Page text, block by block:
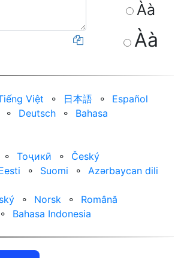
Àà
Àà
Việt ⚬ 日本語 ⚬
Español
⚬ Deutsch ⚬
Bahasa
⚬ Тоҷикӣ ⚬
Český
⚬ Suomi ⚬
Azərbaycan dili
⚬ Norsk ⚬
Română
⚬ Bahasa Indonesia